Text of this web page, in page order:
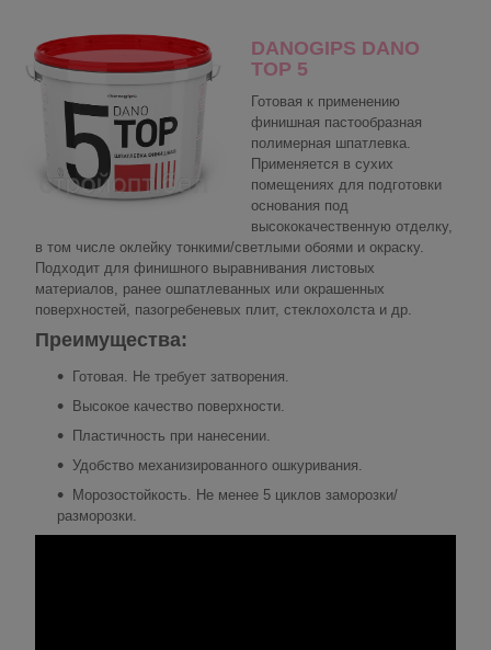
DANOGIPS DANO
TOP 5
Готовая к применению
финишная пастообразная
полимерная шпатлевка.
Применяется в сухих
помещениях для подготовки
основания под
высококачественную отделку,
в том числе оклейку тонкими/светлыми обоями и окраску.
Подходит для финишного выравнивания листовых
материалов, ранее ошпатлеванных или окрашенных
поверхностей, пазогребеневых плит, стеклохолста и др.
Преимущества:
Готовая. Не требует затворения.
Высокое качество поверхности.
Пластичность при нанесении.
Удобство механизированного ошкуривания.
Морозостойкость. Не менее 5 циклов заморозки/
разморозки.